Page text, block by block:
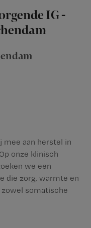
IG -
mee aan herstel in
onze klinisch
we een
die zorg, warmte en
somatische